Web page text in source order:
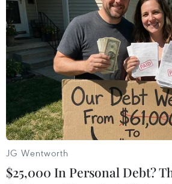
nước thúc đẩy cải cách quản
hết là các thể chế đa phương,
các vấn đề toàn cầu; đề nghị
thể chế đa phương cần tiếp
đa phương, đi đầu thực hiện
quốc tế, đóng góp có trách
một trật tự thế giới dựa trên
công bằng và bền vững.
Thứ trưởng Bùi Thanh Sơn
Nam trên cương vị Chủ tịch
viên không thường trực Hội
JG Wentworth
$25,000 In Personal Debt?